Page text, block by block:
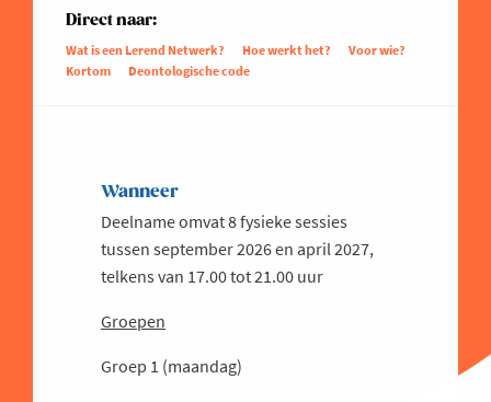
Direct naar:
Wat is een Lerend Netwerk? Hoe werkt het?
Voor wie?
Kortom
Deontologische code
Wanneer
Deelname omvat 8 fysieke sessies
tussen september 2026 en april 2027,
telkens van 17.00 tot 21.00 uur
Groepen
Groep 1 (maandag)